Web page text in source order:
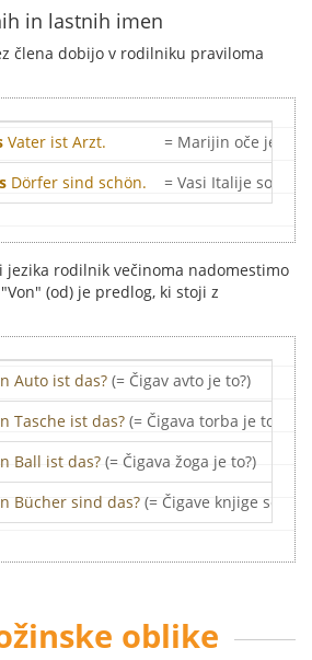
in lastnih imen
člena dobijo v rodilniku praviloma
Vater ist Arzt.
= Marijin oče je
s Dörfer sind schön. = Vasi Italije so lepe.
jezika rodilnik večinoma nadomestimo
(od) je predlog, ki stoji z
Auto ist das? (= Čigav avto je to?)
Tasche ist das? (= Čigava torba je to?)
Ball ist das? (= Čigava žoga je to?)
Bücher sind das? (= Čigave knjige so to?)
oblike